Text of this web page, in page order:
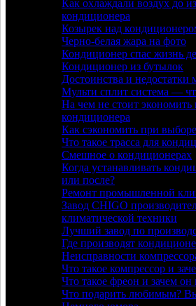
Как охлаждали воздух до
кондиционера
Козырек над
Черно-белая жара на фото
Кондиционер спас жизнь
Кондиционер из бутылок
Достоинства и недостатки
Мульти сплит система —
На чем не стоит
кондиционера
Как сэкономить при
Что такое трасса для
Смешное о кондиционерах
Когда устанавливать
или после?
Ремонт промышленной
Завод CHIGO
климатической техники
Лучший завод по
Где производят
Неисправности
Что такое компрессор и
Что такое фреон и зачем
Что подарить любимым?